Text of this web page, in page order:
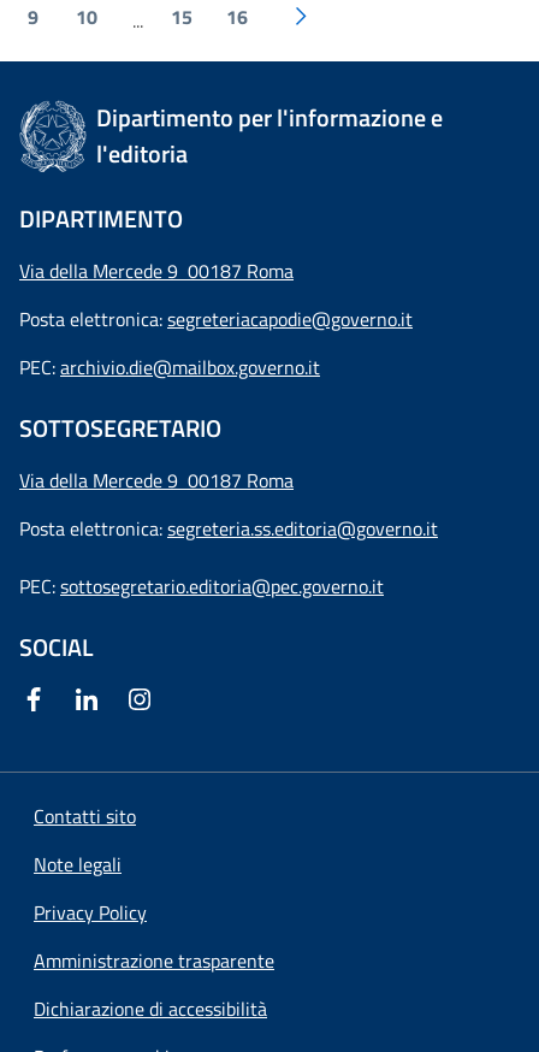
9
10 ... 15 16
Dipartimento per l'informazione e
l'editoria
DIPARTIMENTO
Via della Mercede 9 00187 Roma
Posta elettronica:segreteriacapodie@governo.it
PEC:archivio.die@mailbox.governo.it
SOTTOSEGRETARIO
Via della Mercede 9 00187 Roma
Posta elettronica:segreteria.ss.editoria@governo.it
PEC:sottosegretario.editoria@pec.governo.it
SOCIAL
Contatti sito
Note legali
Privacy Policy
Amministrazione trasparente
Dichiarazione di accessibilità